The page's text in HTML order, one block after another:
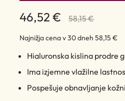
58,15 €
46,52 €
Najnižja cena v 30 dneh58,15 €
Hialuronska kislina prodre
Ima izjemne vlažilne
Pospešuje obnavljanje